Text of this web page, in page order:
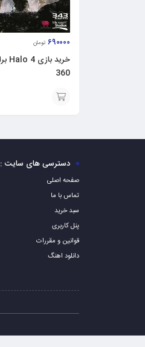
۶۹۰۰۰۰ تومان
360
دسترسی های سایت :
صفحه اصلی
تماس با ما
سبد خرید
پنل کاربری
قوانین و مقررات
دانلود اهنگ